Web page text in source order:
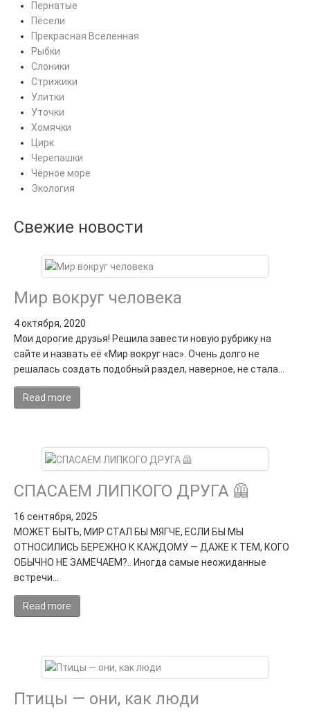
Пернатые
Пёсели
Прекрасная Вселенная
Рыбки
Слоники
Стрижики
Улитки
Уточки
Хомячки
Цирк
Черепашки
Чёрное море
Экология
Свежие новости
Мир вокруг человека
4 октября, 2020
Мои дорогие друзья! Решила завести новую рубрику на
сайте и назвать её «Мир вокруг нас». Очень долго не
решалась создать подобный раздел, наверное, не стала…
Read more
СПАСАЕМ ЛИПКОГО ДРУГА 🦺
16 сентября, 2025
МОЖЕТ БЫТЬ, МИР СТАЛ БЫ МЯГЧЕ, ЕСЛИ БЫ МЫ
ОТНОСИЛИСЬ БЕРЕЖНО К КАЖДОМУ — ДАЖЕ К ТЕМ, КОГО
ОБЫЧНО НЕ ЗАМЕЧАЕМ?.. Иногда самые неожиданные
встречи…
Read more
Птицы — они, как люди